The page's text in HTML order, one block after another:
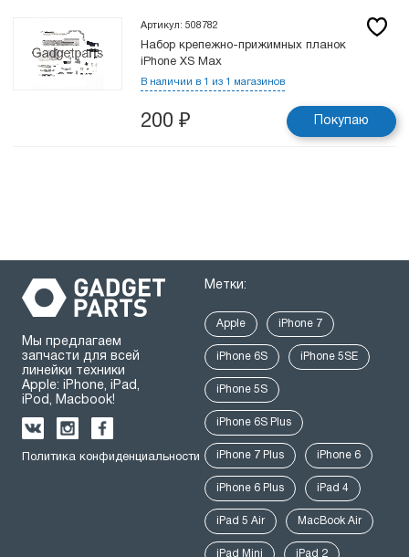
Артикул: 508782
Набор крепежно-прижимных планок
iPhone XS Max
В наличии в 1 из 1 магазинов
200 ₽ Покупаю
Мы предлагаем
запчасти для всей
линейки техники
Apple: iPhone, iPad,
iPod, Macbook!
Политика конфиденциальности
Метки:
Apple iPhone 7
iPhone 6S iPhone 5SE
iPhone 5S
iPhone 6S Plus
iPhone 7 Plus iPhone 6
iPhone 6 Plus iPad 4
iPad 5 Air MacBook Air
iPad Mini iPad 2